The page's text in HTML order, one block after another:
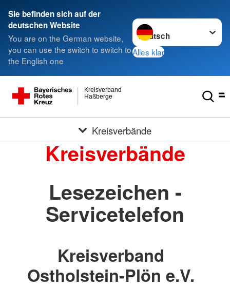
Sie befinden sich auf der
deutschen Website
You are on the German website,
you can use the switch to switch to
the English one
Sprache wechseln zu
Alles klar
Haßberge
Kreisverband
Kreisverbände
Kreisverbände
Lesezeichen -
Servicetelefon
Kreisverband
Ostholstein-Plön e.V.